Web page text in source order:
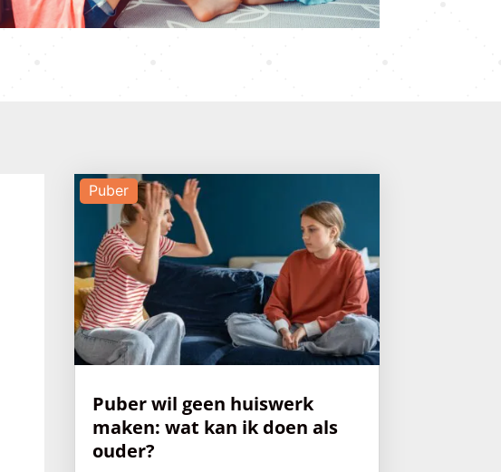
Puber wil geen huiswerk
maken: wat kan ik doen als
ouder?
Puber